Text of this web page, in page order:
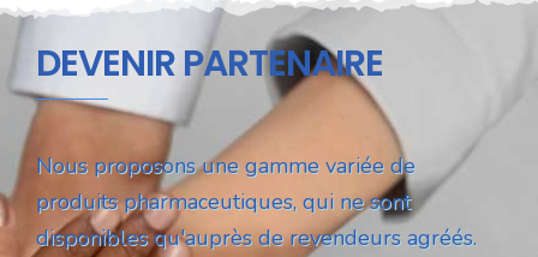
DEVENIR PARTENAIRE
Nous proposons une gamme variée de
produits pharmaceutiques, qui ne sont
disponibles qu'auprès de revendeurs agréés.